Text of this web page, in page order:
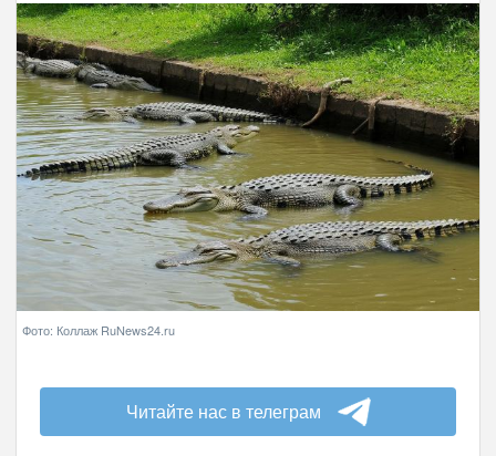
Фото: Коллаж RuNews24.ru
Читайте нас в телеграм